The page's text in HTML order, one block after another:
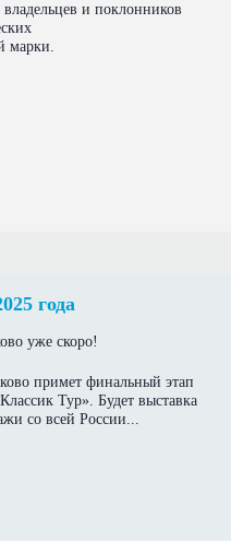
и поклонников
марки.
года
уже скоро!
примет финальный этап
Тур». Будет выставка
со всей России...